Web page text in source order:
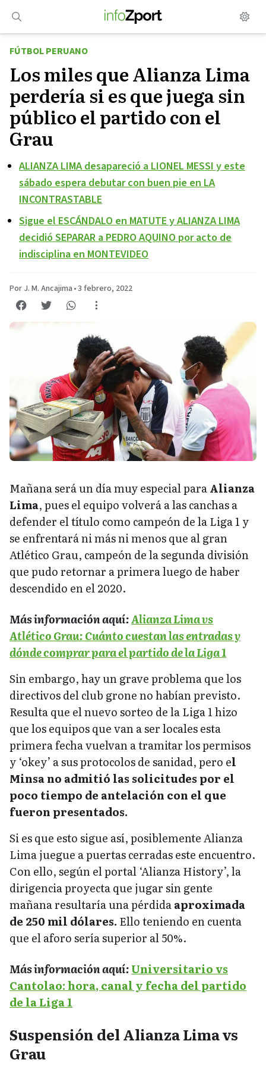
contenido
FÚTBOL PERUANO
Los miles que Alianza Lima
perdería si es que juega sin
público el partido con el
Grau
ALIANZA LIMA desapareció a LIONEL MESSI y este
sábado espera debutar con buen pie en LA
INCONTRASTABLE
Sigue el ESCÁNDALO en MATUTE y ALIANZA LIMA
decidió SEPARAR a PEDRO AQUINO por acto de
indisciplina en MONTEVIDEO
Por J. M. Ancajima •3 febrero, 2022
Mañana será un día muy especial paraAlianza
Lima, pues el equipo volverá a las canchas a
defender el título como campeón de la Liga 1 y
se enfrentará ni más ni menos que al gran
Atlético Grau, campeón de la segunda división
que pudo retornar a primera luego de haber
descendido en el 2020.
Más información aquí:Alianza Lima vs
Atlético Grau: Cuánto cuestan las entradas y
dónde comprar para el partido de la Liga 1
Sin embargo, hay un grave problema que los
directivos del club grone no habían previsto.
Resulta que el nuevo sorteo de la Liga 1 hizo
que los equipos que van a ser locales esta
primera fecha vuelvan a tramitar los permisos
y ‘okey’ a sus protocolos de sanidad, pero el
Minsa no admitió las solicitudes por el
poco tiempo de antelación con el que
fueron presentados.
Si es que esto sigue así, posiblemente Alianza
Lima juegue a puertas cerradas este encuentro.
Con ello, según el portal ‘Alianza History’, la
dirigencia proyecta que jugar sin gente
mañana resultaría una pérdidaaproximada
de 250 mil dólares. Ello teniendo en cuenta
que el aforo sería superior al 50%.
Más información aquí:Universitario vs
Cantolao: hora, canal y fecha del partido
de la Liga 1
Suspensión del Alianza Lima vs
Grau